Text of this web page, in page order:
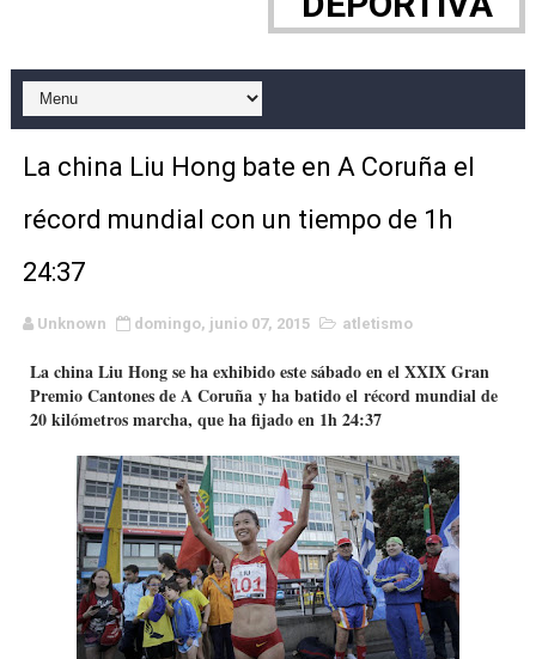
WWE NXT - Myles Borne y Tavion Heights ponen fin
Canadian Football League 2026 - Week 10
EFA y AFLE 2026 - Regular season
Máxima celebración en el último Impact! con Jason
Mundial de esgrima 2026 (Hong Kong) - La
Raquel Rodriguez es la nueva monarca
Athletes Unlimited Softball League 2026 - Las Utah
Mundial de piragüismo slalom 2026 (Oklahoma City,
La china Liu Hong bate en A Coruña el
récord mundial con un tiempo de 1h
24:37
Unknown domingo, junio 07, 2015 atletismo
La china Liu Hong se ha exhibido este sábado en el XXIX Gran
Premio Cantones de A Coruña y ha batido el récord mundial de
20 kilómetros marcha, que ha fijado en 1h 24:37